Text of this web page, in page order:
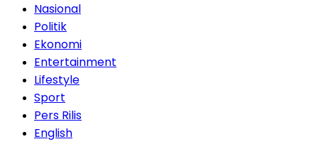
Nasional
Politik
Ekonomi
Entertainment
Lifestyle
Sport
Pers Rilis
English